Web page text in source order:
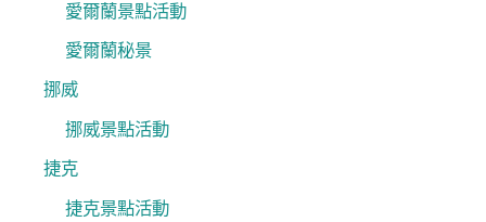
愛爾蘭景點活動
愛爾蘭秘景
挪威
挪威景點活動
捷克
捷克景點活動